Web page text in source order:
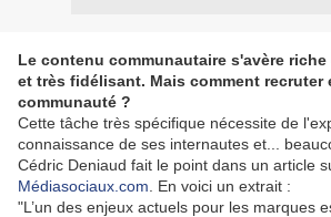
Le contenu communautaire s'avère
et très fidélisant. Mais comment recruter
communauté ?
Cette tâche très spécifique nécessite de
connaissance de ses internautes et...
Cédric Deniaud fait le point dans un article
Médiasociaux.com . En voici un extrait :
"L’un des enjeux actuels pour les marques